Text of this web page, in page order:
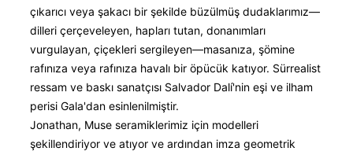
çıkarıcı veya şakacı bir şekilde büzülmüş dudaklarımız—
dilleri çerçeveleyen, hapları tutan, donanımları
vurgulayan, çiçekleri sergileyen—masanıza, şömine
rafınıza veya rafınıza havalı bir öpücük katıyor. Sürrealist
ressam ve baskı sanatçısı Salvador Dalí'nin eşi ve ilham
perisi Gala'dan esinlenilmiştir.
Jonathan, Muse seramiklerimiz için modelleri
şekillendiriyor ve atıyor ve ardından imza geometrik